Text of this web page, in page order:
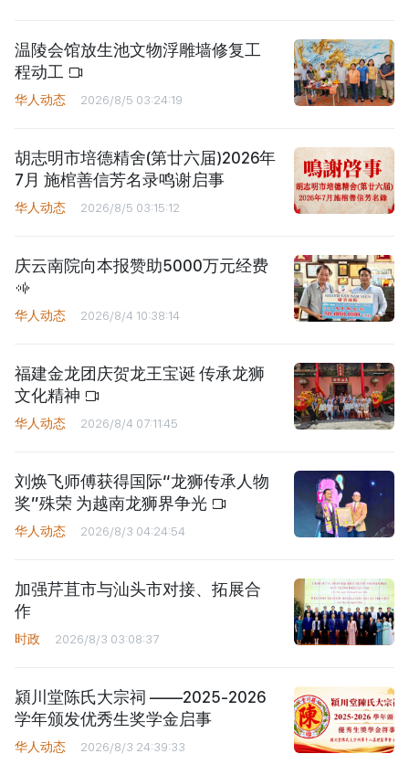
温陵会馆放生池文物浮雕墙修复工
程动工
华人动态 2026/8/5 03:24:19
胡志明市培德精舍(第廿六届)2026年
7月 施棺善信芳名录鸣谢启事
华人动态 2026/8/5 03:15:12
庆云南院向本报赞助5000万元经费
华人动态 2026/8/4 10:38:14
福建金龙团庆贺龙王宝诞 传承龙狮
文化精神
华人动态 2026/8/4 07:11:45
刘焕飞师傅获得国际“龙狮传承人物
奖”殊荣 为越南龙狮界争光
华人动态 2026/8/3 04:24:54
加强芹苴市与汕头市对接、拓展合
作
时政 2026/8/3 03:08:37
潁川堂陈氏大宗祠 ——2025-2026
学年颁发优秀生奖学金启事
华人动态 2026/8/3 24:39:33